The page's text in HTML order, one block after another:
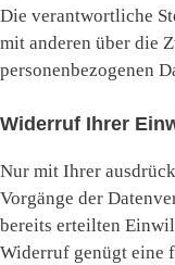
Die verantwortliche
mit anderen über die
personenbezogenen
Widerruf Ihrer
Nur mit Ihrer
Vorgänge der
bereits erteilten
Widerruf genügt eine